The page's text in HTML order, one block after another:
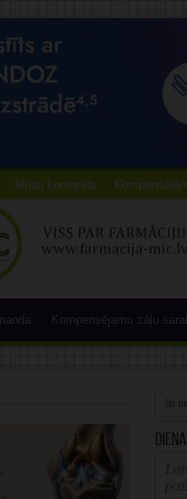
Mūsu komanda
Kompensējamo zāļu